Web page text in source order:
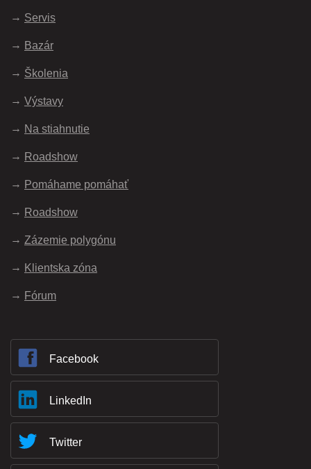
Servis
Bazár
Školenia
Výstavy
Na stiahnutie
Roadshow
Pomáhame pomáhať
Roadshow
Zázemie polygónu
Klientska zóna
Fórum
Facebook
LinkedIn
Twitter